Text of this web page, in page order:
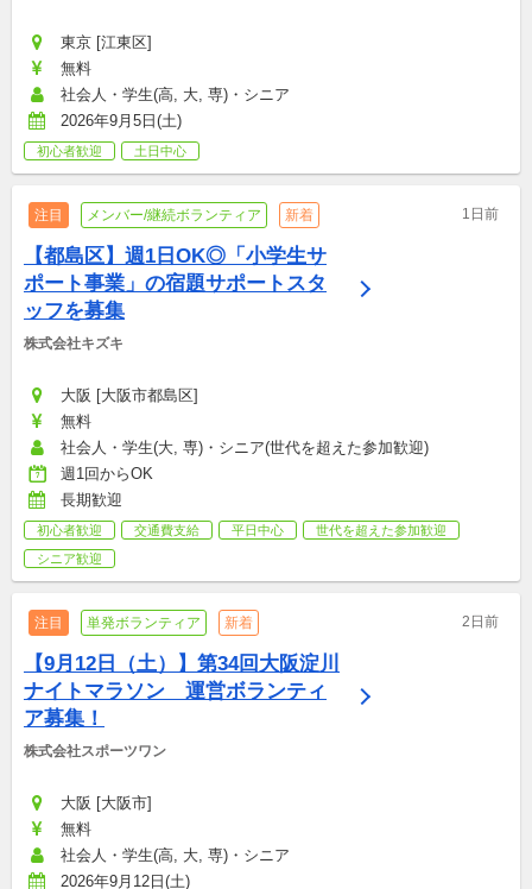
東京 [江東区]
無料
社会人・学生(高, 大, 専)・シニア
2026年9月5日(土)
初心者歓迎 土日中心
注目 メンバー/継続ボランティア 新着 1日前
【都島区】週1日OK◎「小学生サ
ポート事業」の宿題サポートスタ
ッフを募集
株式会社キズキ
大阪 [大阪市都島区]
無料
社会人・学生(大, 専)・シニア(世代を超えた参加歓迎)
週1回からOK
長期歓迎
初心者歓迎 交通費支給 平日中心
世代を超えた参加歓迎
シニア歓迎
注目 単発ボランティア 新着 2日前
【9月12日（土）】第34回大阪淀川
ナイトマラソン　運営ボランティ
ア募集！
株式会社スポーツワン
大阪 [大阪市]
無料
社会人・学生(高, 大, 専)・シニア
2026年9月12日(土)